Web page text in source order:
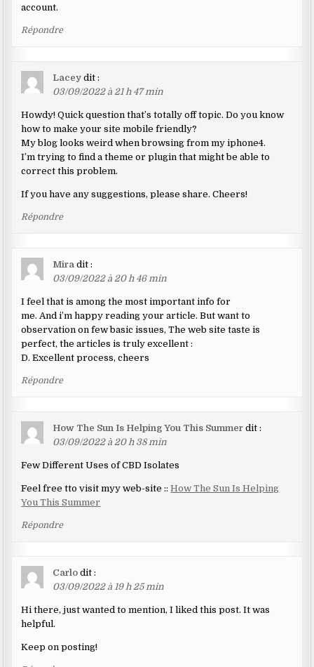
account.
Répondre
Lacey dit :
03/09/2022 à 21 h 47 min
Howdy! Quick question that’s totally off topic. Do you know
how to make your site mobile friendly?
My blog looks weird when browsing from my iphone4.
I’m trying to find a theme or plugin that might be able to
correct this problem.
If you have any suggestions, please share. Cheers!
Répondre
Mira dit :
03/09/2022 à 20 h 46 min
I feel that is among the most important info for
me. And i’m happy reading your article. But want to
observation on few basic issues, The web site taste is
perfect, the articles is truly excellent :
D. Excellent process, cheers
Répondre
How The Sun Is Helping You This Summer dit :
03/09/2022 à 20 h 38 min
Few Different Uses of CBD Isolates
Feel free tto visit myy web-site ::How The Sun Is Helping
You This Summer
Répondre
Carlo dit :
03/09/2022 à 19 h 25 min
Hi there, just wanted to mention, I liked this post. It was
helpful.
Keep on posting!